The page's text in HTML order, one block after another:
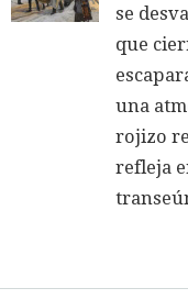
se
que
una
rojizo
refleja